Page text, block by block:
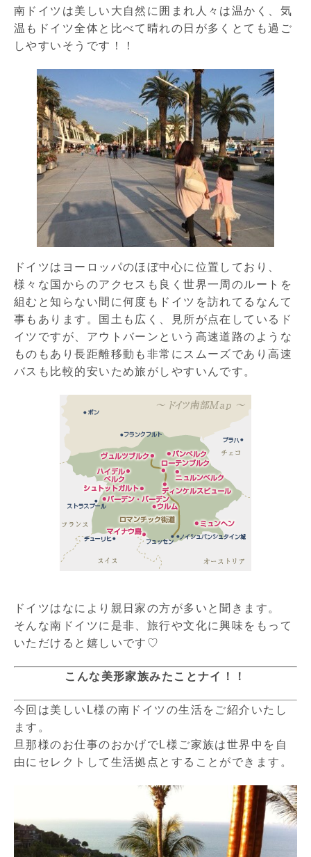
南ドイツは美しい大自然に囲まれ人々は温かく、気
温もドイツ全体と比べて晴れの日が多くとても過ご
しやすいそうです！！
ドイツはヨーロッパのほぼ中心に位置しており、
様々な国からのアクセスも良く世界一周のルートを
組むと知らない間に何度もドイツを訪れてるなんて
事もあります。国土も広く、見所が点在しているド
イツですが、アウトバーンという高速道路のような
ものもあり長距離移動も非常にスムーズであり高速
バスも比較的安いため旅がしやすいんです。
ドイツはなにより親日家の方が多いと聞きます。
そんな南ドイツに是非、旅行や文化に興味をもって
いただけると嬉しいです♡
こんな美形家族みたことナイ！！
今回は美しいL様の南ドイツの生活をご紹介いたし
ます。
旦那様のお仕事のおかげでL様ご家族は世界中を自
由にセレクトして生活拠点とすることができます。